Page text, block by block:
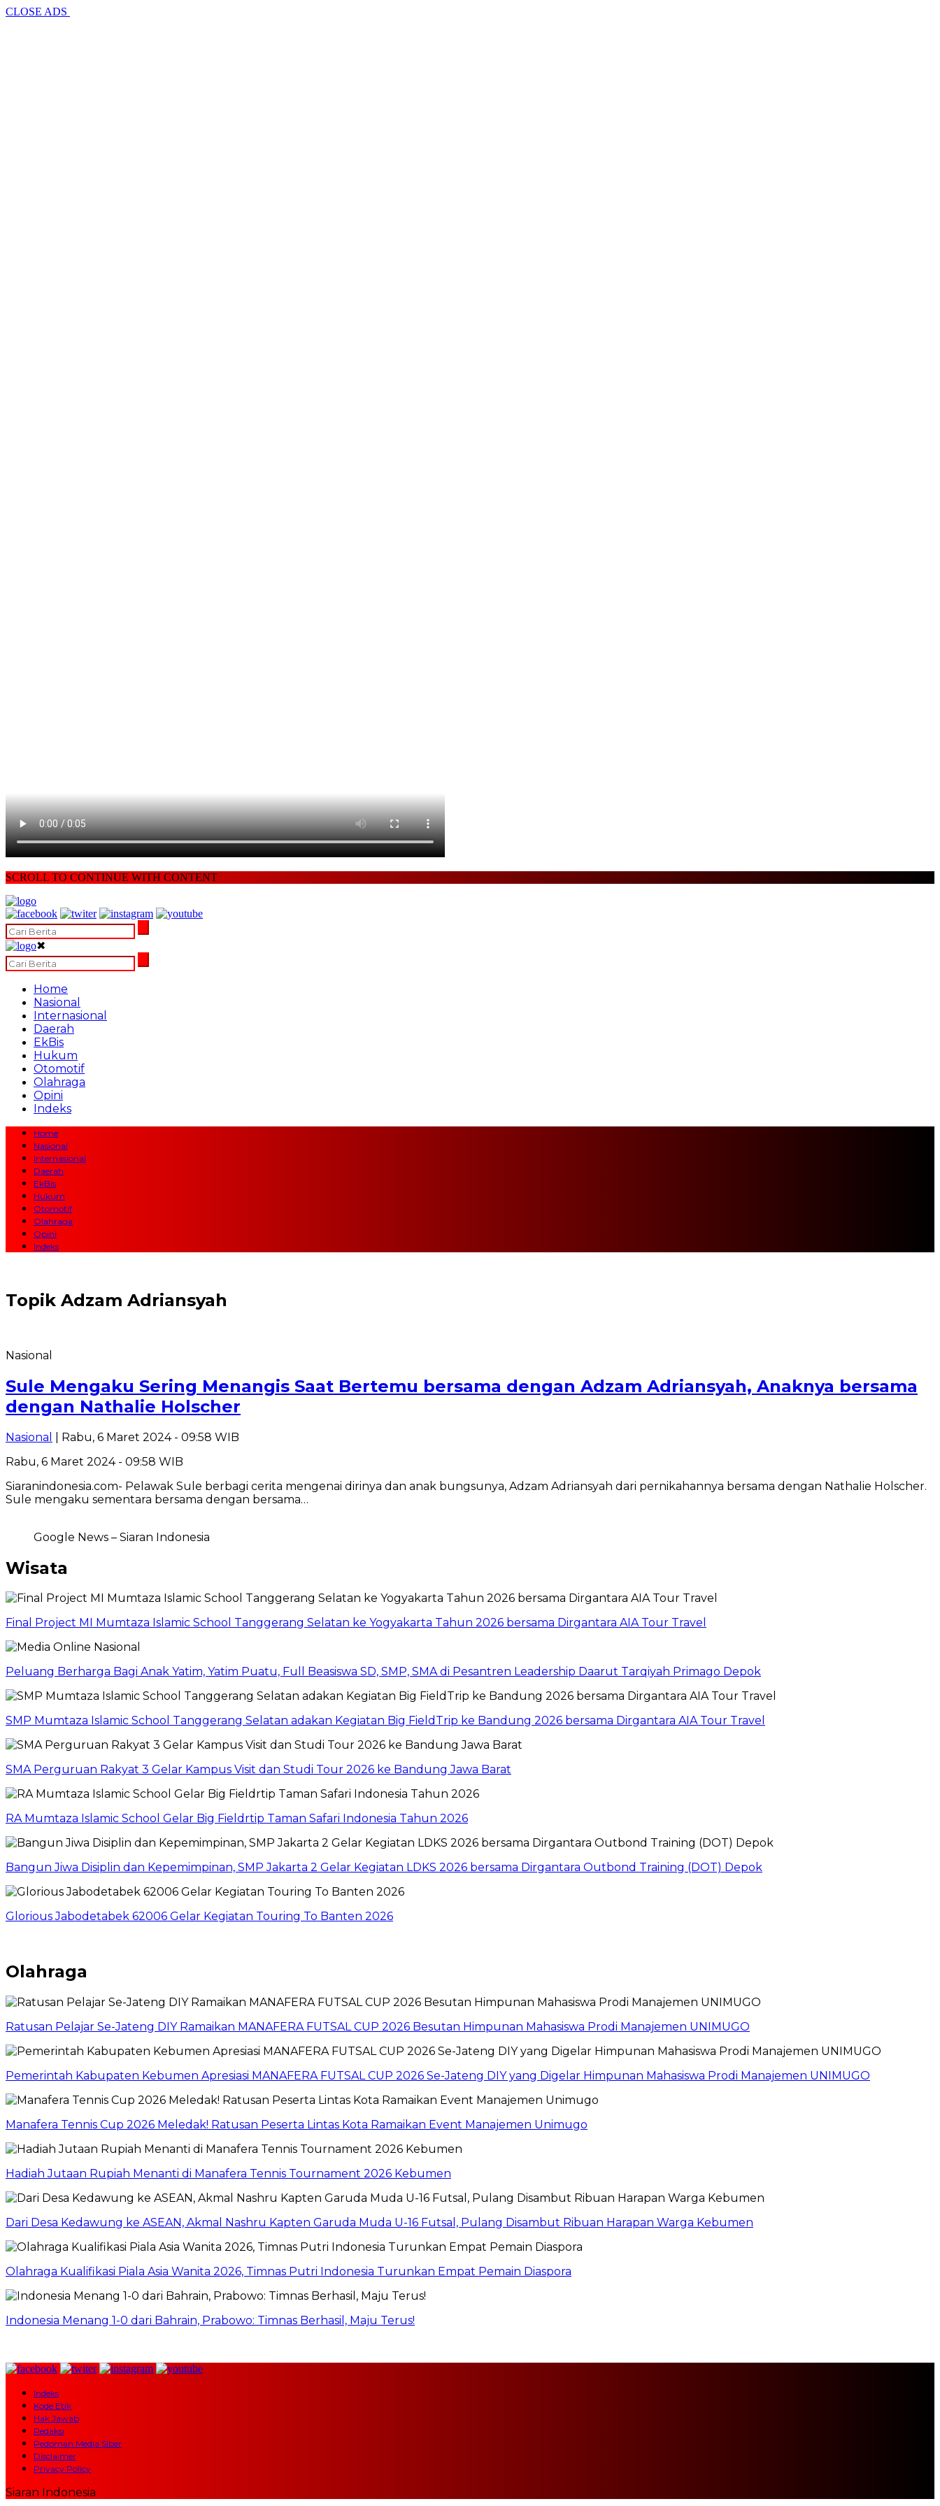
CLOSE ADS
SCROLL TO CONTINUE WITH CONTENT
✖
Home
Nasional
Internasional
Daerah
EkBis
Hukum
Otomotif
Olahraga
Opini
Indeks
Home
Nasional
Internasional
Daerah
EkBis
Hukum
Otomotif
Olahraga
Opini
Indeks
Topik Adzam Adriansyah
Nasional
Sule Mengaku Sering Menangis Saat Bertemu bersama dengan Adzam Adriansyah, Anaknya bersama
dengan Nathalie Holscher
Nasional
| Rabu, 6 Maret 2024 - 09:58 WIB
Rabu, 6 Maret 2024 - 09:58 WIB
Siaranindonesia.com- Pelawak Sule berbagi cerita mengenai dirinya dan anak bungsunya, Adzam Adriansyah dari pernikahannya bersama dengan Nathalie Holscher.
Sule mengaku sementara bersama dengan bersama…
Google News – Siaran Indonesia
Wisata
Final Project MI Mumtaza Islamic School Tanggerang Selatan ke Yogyakarta Tahun 2026 bersama Dirgantara AIA Tour Travel
Peluang Berharga Bagi Anak Yatim, Yatim Puatu, Full Beasiswa SD, SMP, SMA di Pesantren Leadership Daarut Tarqiyah Primago Depok
SMP Mumtaza Islamic School Tanggerang Selatan adakan Kegiatan Big FieldTrip ke Bandung 2026 bersama Dirgantara AIA Tour Travel
SMA Perguruan Rakyat 3 Gelar Kampus Visit dan Studi Tour 2026 ke Bandung Jawa Barat
RA Mumtaza Islamic School Gelar Big Fieldrtip Taman Safari Indonesia Tahun 2026
Bangun Jiwa Disiplin dan Kepemimpinan, SMP Jakarta 2 Gelar Kegiatan LDKS 2026 bersama Dirgantara Outbond Training (DOT) Depok
Glorious Jabodetabek 62006 Gelar Kegiatan Touring To Banten 2026
Olahraga
Ratusan Pelajar Se-Jateng DIY Ramaikan MANAFERA FUTSAL CUP 2026 Besutan Himpunan Mahasiswa Prodi Manajemen UNIMUGO
Pemerintah Kabupaten Kebumen Apresiasi MANAFERA FUTSAL CUP 2026 Se-Jateng DIY yang Digelar Himpunan Mahasiswa Prodi Manajemen UNIMUGO
Manafera Tennis Cup 2026 Meledak! Ratusan Peserta Lintas Kota Ramaikan Event Manajemen Unimugo
Hadiah Jutaan Rupiah Menanti di Manafera Tennis Tournament 2026 Kebumen
Dari Desa Kedawung ke ASEAN, Akmal Nashru Kapten Garuda Muda U-16 Futsal, Pulang Disambut Ribuan Harapan Warga Kebumen
Olahraga Kualifikasi Piala Asia Wanita 2026, Timnas Putri Indonesia Turunkan Empat Pemain Diaspora
Indonesia Menang 1-0 dari Bahrain, Prabowo: Timnas Berhasil, Maju Terus!
Indeks
Kode Etik
Hak Jawab
Redaksi
Pedoman Media Siber
Disclaimer
Privacy Policy
Siaran Indonesia